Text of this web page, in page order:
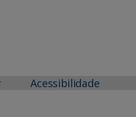
Acessibilidade